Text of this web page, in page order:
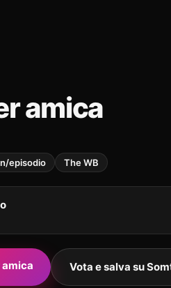
amica
episodio The WB
amica Vota e salva su